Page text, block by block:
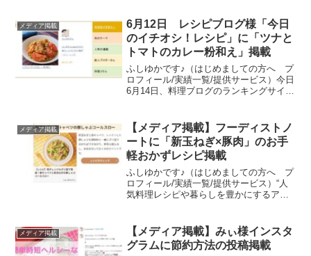
されました！楽天レシピのトップページ
にある「...
メディア掲載
6月12日 レシピブログ様「今日
のイチオシ！レシピ」に「ツナと
トマトのカレー粉和え」掲載
ふしゆかです♪（はじめましての方へ プ
ロフィール/実績一覧/提供サービス）今日
6月14日、料理ブログのランキングサイ
「ツナとトマトのカレー粉和え」が掲載
されました！6月12...
メディア掲載
【メディア掲載】フーディストノ
ートに「新玉ねぎ×豚肉」のお手
軽おかずレシピ掲載
ふしゆかです♪（はじめましての方へ プ
ロフィール/実績一覧/提供サービス）“人
気料理レシピや暮らしを豊かにするアイ
「電子レンジ＆ポリ袋で簡単！春キャベ
ツと新玉ねぎの豚...
メディア掲載
【メディア掲載】みぃ様インスタ
グラムに節約方法の投稿掲載